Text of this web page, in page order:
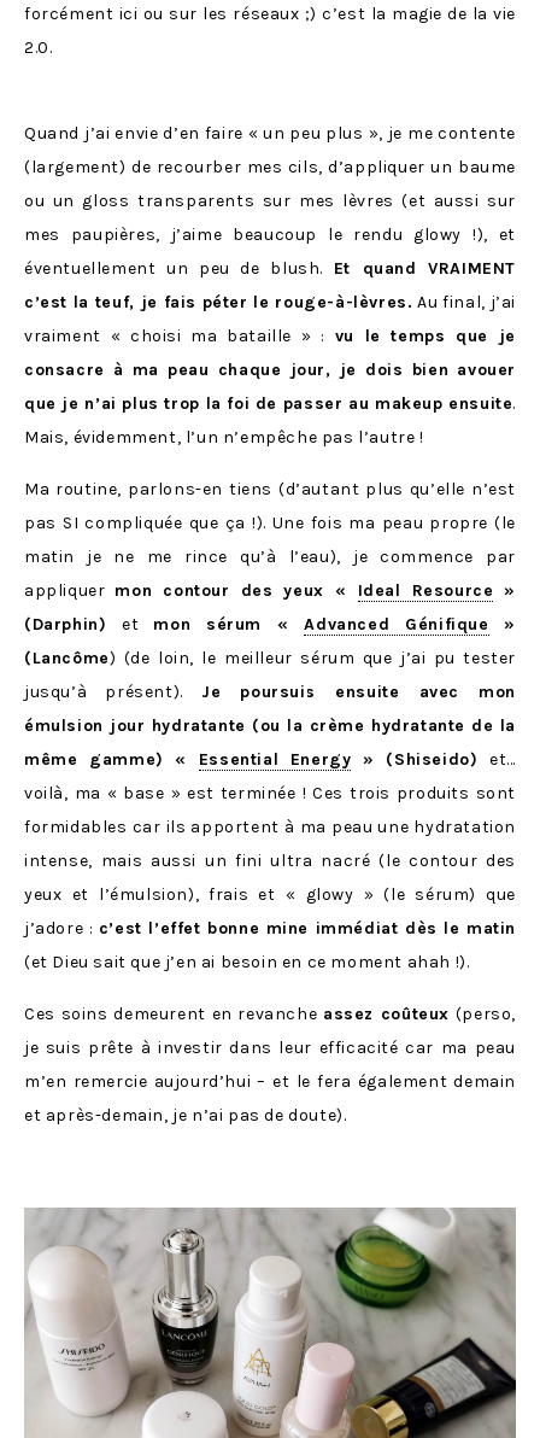
forcément ici ou sur les réseaux ;) c’est la magie de la vie
2.0.
Quand j’ai envie d’en faire « un peu plus », je me contente
(largement) de recourber mes cils, d’appliquer un baume
ou un gloss transparents sur mes lèvres (et aussi sur
mes paupières, j’aime beaucoup le rendu glowy !), et
éventuellement un peu de blush. Et quand VRAIMENT
c’est la teuf, je fais péter le rouge-à-lèvres. Au final, j’ai
vraiment « choisi ma bataille » : vu le temps que je
consacre à ma peau chaque jour, je dois bien avouer
que je n’ai plus trop la foi de passer au makeup ensuite.
Mais, évidemment, l’un n’empêche pas l’autre !
Ma routine, parlons-en tiens (d’autant plus qu’elle n’est
pas SI compliquée que ça !). Une fois ma peau propre (le
matin je ne me rince qu’à l’eau), je commence par
appliquer mon contour des yeux « Ideal Resource »
(Darphin)et mon sérum «Advanced Génifique »
(Lancôme) (de loin, le meilleur sérum que j’ai pu tester
jusqu’à présent). Je poursuis ensuite avec mon
émulsion jour hydratante (ou la crème hydratante de la
même gamme) « Essential Energy » (Shiseido)et…
voilà, ma « base » est terminée ! Ces trois produits sont
formidables car ils apportent à ma peau une hydratation
intense, mais aussi un fini ultra nacré (le contour des
yeux et l’émulsion), frais et « glowy » (le sérum) que
j’adore : c’est l’effet bonne mine immédiat dès le matin
(et Dieu sait que j’en ai besoin en ce moment ahah !).
Ces soins demeurent en revanche assez coûteux (perso,
je suis prête à investir dans leur efficacité car ma peau
m’en remercie aujourd’hui – et le fera également demain
et après-demain, je n’ai pas de doute).